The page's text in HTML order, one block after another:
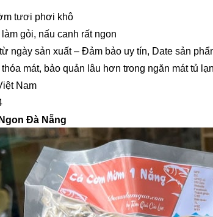
tươi phơi khô
gỏi, nấu canh rất ngon
ngày sản xuất – Đảm bảo uy tín, Date sản
mát, bảo quản lâu hơn trong ngăn mát tủ
Nam
Ngon Đà Nẵng